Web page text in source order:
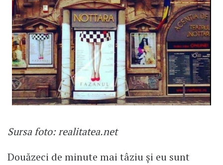
Sursa foto: realitatea.net
Douăzeci de minute mai tâziu și eu sunt